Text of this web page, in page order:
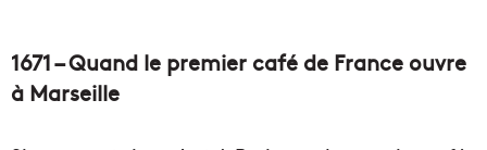
1671 – Quand le premier café de France ouvre
à Marseille